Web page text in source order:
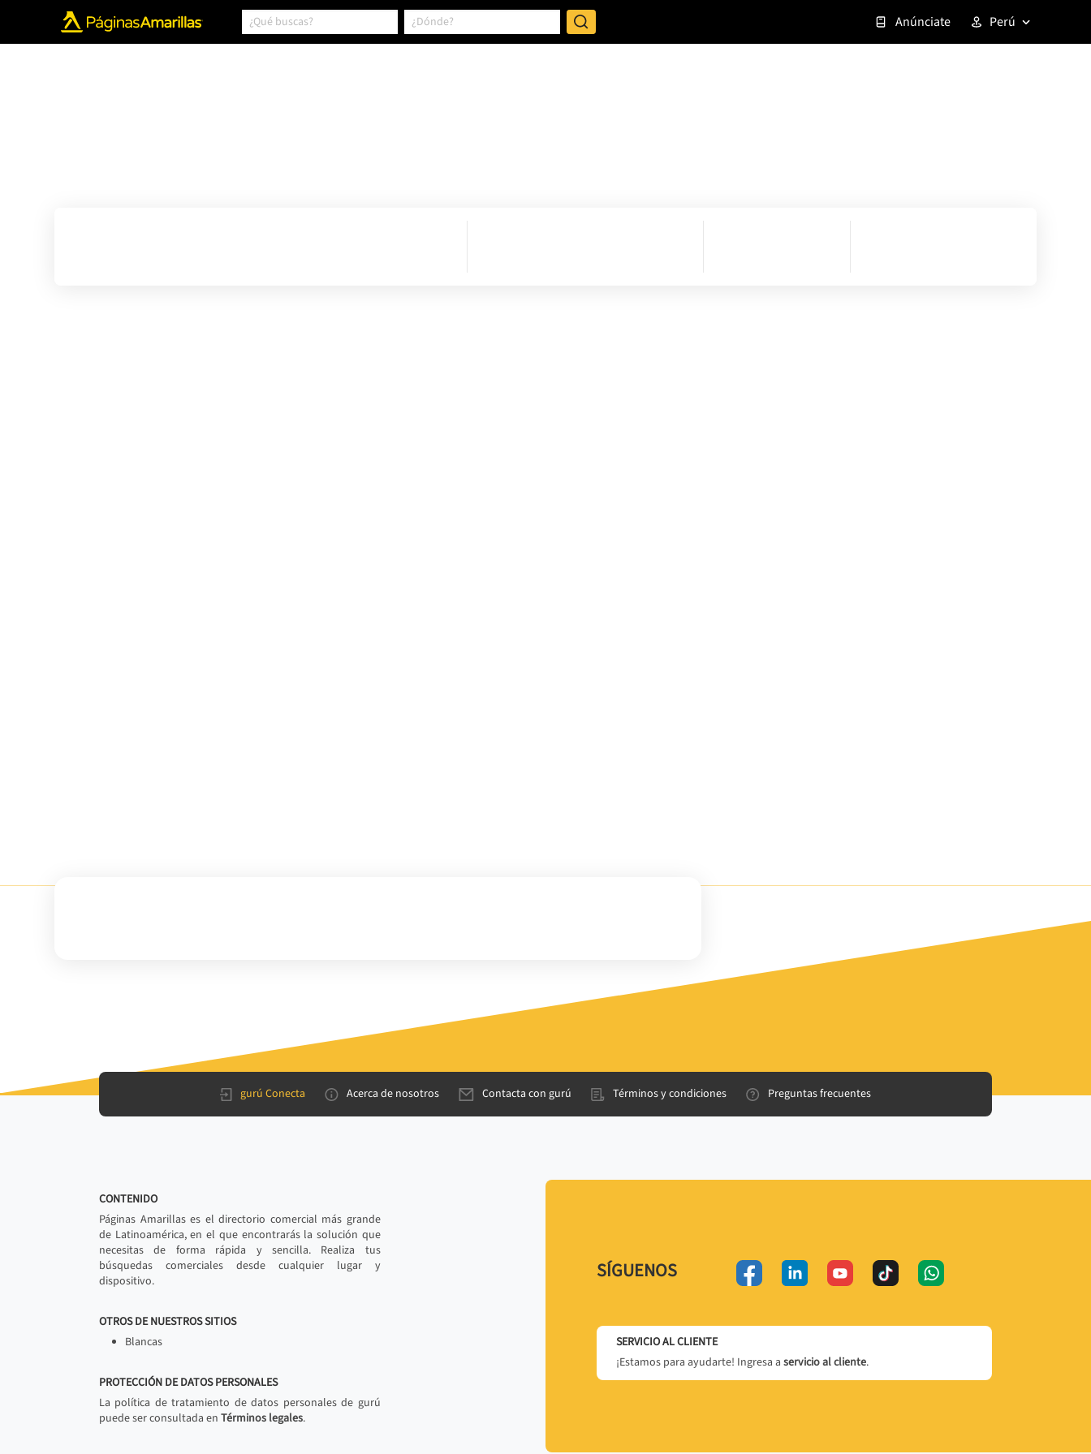
Anúnciate Perú
gurú Conecta Acerca de nosotros Contacta con gurú Términos y condiciones Preguntas frecuentes
CONTENIDO
Páginas Amarillas es el directorio comercial más grande
de Latinoamérica, en el que encontrarás la solución que
necesitas de forma rápida y sencilla. Realiza tus
búsquedas comerciales desde cualquier lugar y
dispositivo.
OTROS DE NUESTROS SITIOS
Blancas
PROTECCIÓN DE DATOS PERSONALES
La política de tratamiento de datos personales de gurú
puede ser consultada en Términos legales.
SÍGUENOS
SERVICIO AL CLIENTE
¡Estamos para ayudarte! Ingresa a servicio al cliente.